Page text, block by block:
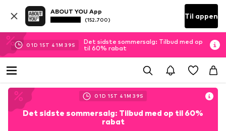
ABOUT YOU App
(152.700) Til appen
01D 15T 41M 38S
Det sidste sommersalg: Tilbud med op
til 60% rabat
01D 15T 41M 38S
Det sidste sommersalg: Tilbud med op til 60%
rabat